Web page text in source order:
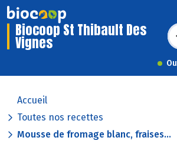
Biocoop St Thibault Des
Vignes
Accueil
Toutes nos recettes
Mousse de fromage blanc, fraises...